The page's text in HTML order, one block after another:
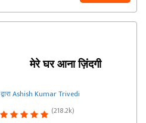
मेरे घर आना ज़िंदगी
द्वारा Ashish Kumar Trivedi
(218.2k)